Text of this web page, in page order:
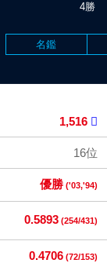
4勝
名鑑
1,516
16位
優勝 ('03,'94)
0.5893 (254/431)
0.4706 (72/153)